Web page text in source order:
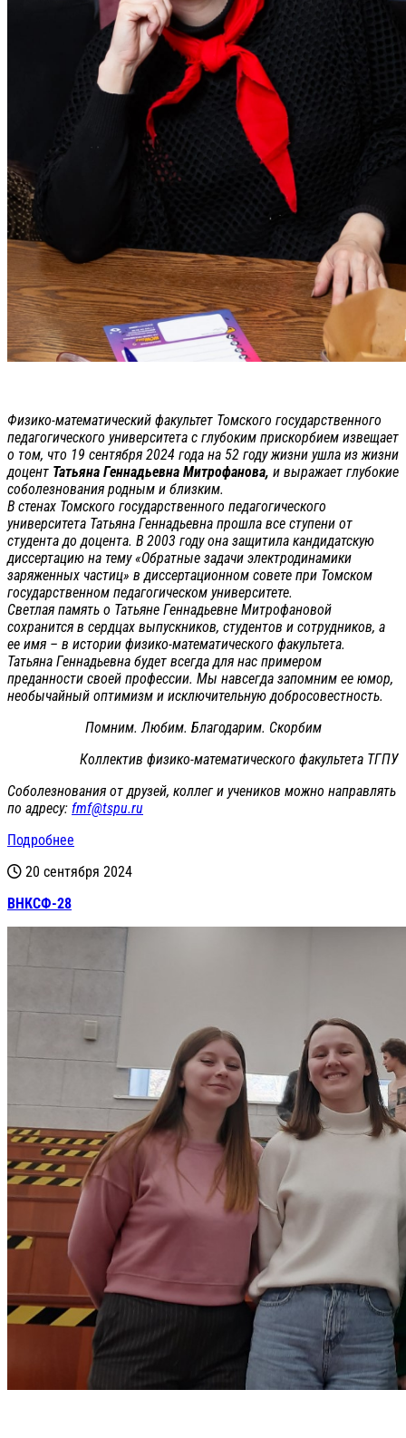
Физико-математический факультет Томского государственного
педагогического университета с глубоким прискорбием извещает
о том, что 19 сентября 2024 года на 52 году жизни ушла из жизни
доцент Татьяна Геннадьевна Митрофанова, и выражает глубокие
соболезнования родным и близким.
В стенах Томского государственного педагогического
университета Татьяна Геннадьевна прошла все ступени от
студента до доцента. В 2003 году она защитила кандидатскую
диссертацию на тему «Обратные задачи электродинамики
заряженных частиц» в диссертационном совете при Томском
государственном педагогическом университете.
Светлая память о Татьяне Геннадьевне Митрофановой
сохранится в сердцах выпускников, студентов и сотрудников, а
ее имя – в истории физико-математического факультета.
Татьяна Геннадьевна будет всегда для нас примером
преданности своей профессии. Мы навсегда запомним ее юмор,
необычайный оптимизм и исключительную добросовестность.
Помним. Любим. Благодарим. Скорбим
Коллектив физико-математического факультета ТГПУ
Соболезнования от друзей, коллег и учеников можно направлять
по адресу: fmf@tspu.ru
Подробнее
20 сентября 2024
ВНКСФ-28